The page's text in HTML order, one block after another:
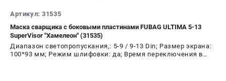
Артикул: 31535
Маска сварщика с боковыми пластинами FUBAG ULTIMA 5-13
SuperVisor "Хамелеон" (31535)
Диапазон светопропускания,: 5-9 / 9-13 Din; Размер экрана:
100*93 мм; Режим шлифовки: да; Время переключения в